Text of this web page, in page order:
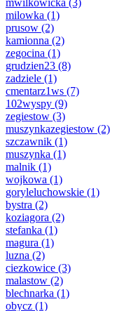
mwilkowicka (3)
milowka (1)
prusow (2)
kamionna (2)
zegocina (1)
grudzien23 (8)
zadziele (1)
cmentarz1ws (7)
102wyspy (9)
zegiestow (3)
muszynkazegiestow (2)
szczawnik (1)
muszynka (1)
malnik (1)
wojkowa (1)
goryleluchowskie (1)
bystra (2)
koziagora (2)
stefanka (1)
magura (1)
luzna (2)
ciezkowice (3)
malastow (2)
blechnarka (1)
obycz (1)